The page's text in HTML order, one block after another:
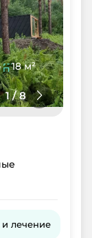
18 м²
1/8
лечение